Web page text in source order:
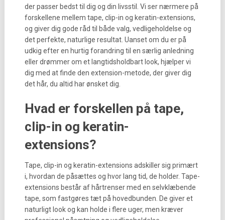
der passer bedst til dig og din livsstil. Vi ser nærmere på
forskellene mellem tape, clip-in og keratin-extensions,
og giver dig gode råd til både valg, vedligeholdelse og
det perfekte, naturlige resultat. Uanset om du er på
udkig efter en hurtig forandring til en særlig anledning
eller drømmer om et langtidsholdbart look, hjælper vi
dig med at finde den extension-metode, der giver dig
det hår, du altid har ønsket dig.
Hvad er forskellen på tape,
clip-in og keratin-
extensions?
Tape, clip-in og keratin-extensions adskiller sig primært
i, hvordan de påsættes og hvor lang tid, de holder. Tape-
extensions består af hårtrenser med en selvklæbende
tape, som fastgøres tæt på hovedbunden. De giver et
naturligt look og kan holde i flere uger, men kræver